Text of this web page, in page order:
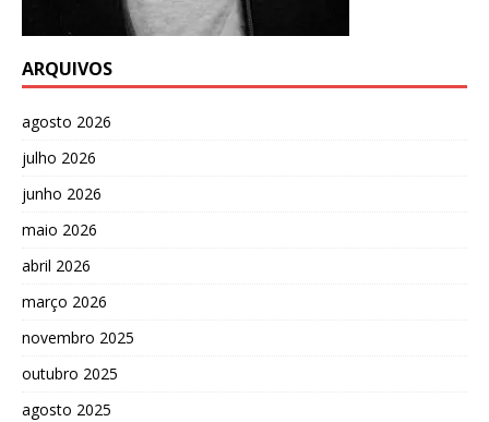
ARQUIVOS
agosto 2026
julho 2026
junho 2026
maio 2026
abril 2026
março 2026
novembro 2025
outubro 2025
agosto 2025